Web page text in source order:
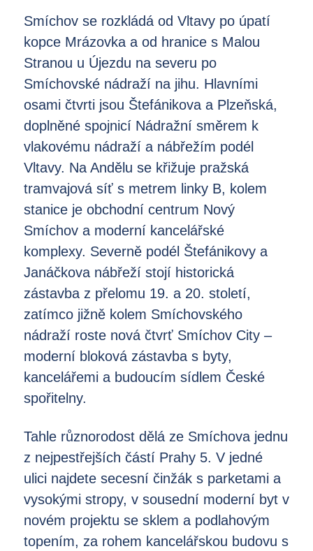
Smíchov se rozkládá od Vltavy po úpatí
kopce Mrázovka a od hranice s Malou
Stranou u Újezdu na severu po
Smíchovské nádraží na jihu. Hlavními
osami čtvrti jsou Štefánikova a Plzeňská,
doplněné spojnicí Nádražní směrem k
vlakovému nádraží a nábřežím podél
Vltavy. Na Andělu se křižuje pražská
tramvajová síť s metrem linky B, kolem
stanice je obchodní centrum Nový
Smíchov a moderní kancelářské
komplexy. Severně podél Štefánikovy a
Janáčkova nábřeží stojí historická
zástavba z přelomu 19. a 20. století,
zatímco jižně kolem Smíchovského
nádraží roste nová čtvrť Smíchov City –
moderní bloková zástavba s byty,
kancelářemi a budoucím sídlem České
spořitelny.
Tahle různorodost dělá ze Smíchova jednu
z nejpestřejších částí Prahy 5. V jedné
ulici najdete secesní činžák s parketami a
vysokými stropy, v sousední moderní byt v
novém projektu se sklem a podlahovým
topením, za rohem kancelářskou budovu s